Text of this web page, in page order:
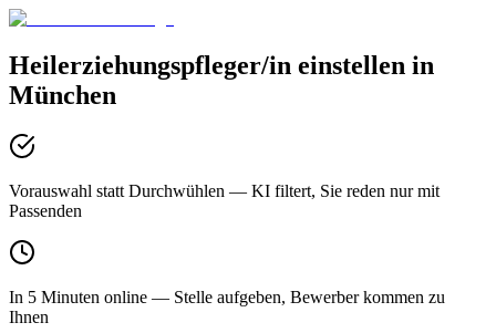
Heilerziehungspfleger/in einstellen in
München
Vorauswahl statt Durchwühlen — KI filtert, Sie reden nur mit
Passenden
In 5 Minuten online — Stelle aufgeben, Bewerber kommen zu
Ihnen